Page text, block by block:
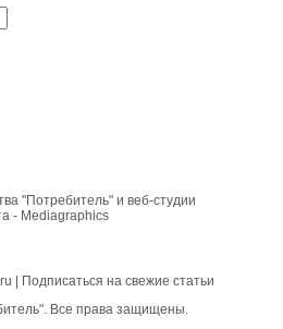
"Потребитель" и веб-студии
- Mediagraphics
Подписаться на свежие статьи
Все права защищены.